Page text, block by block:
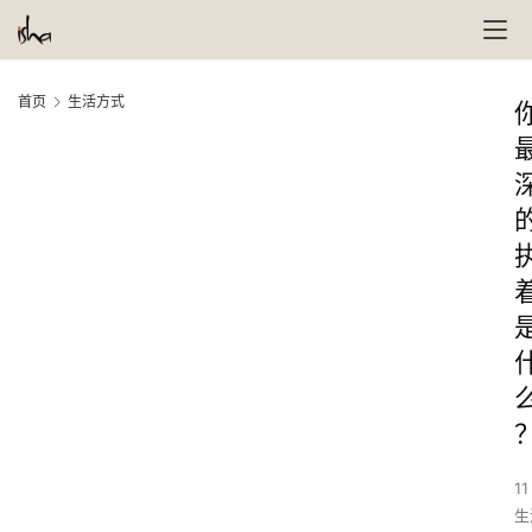
首页 生活方式